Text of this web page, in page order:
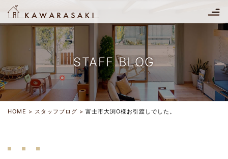
STAFF BLOG
HOME スタッフブログ 富士市大渕O様お引渡しでした。